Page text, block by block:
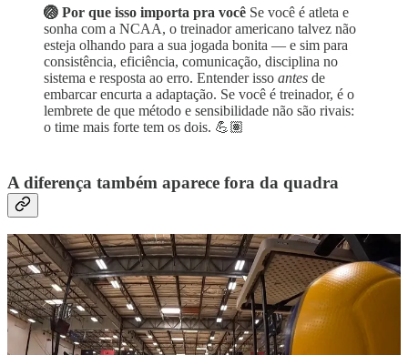
🏐 Por que isso importa pra você Se você é atleta e
sonha com a NCAA, o treinador americano talvez não
esteja olhando para a sua jogada bonita — e sim para
consistência, eficiência, comunicação, disciplina no
sistema e resposta ao erro. Entender isso antes de
embarcar encurta a adaptação. Se você é treinador, é o
lembrete de que método e sensibilidade não são rivais:
o time mais forte tem os dois. 💪🏽
A diferença também aparece fora da quadra